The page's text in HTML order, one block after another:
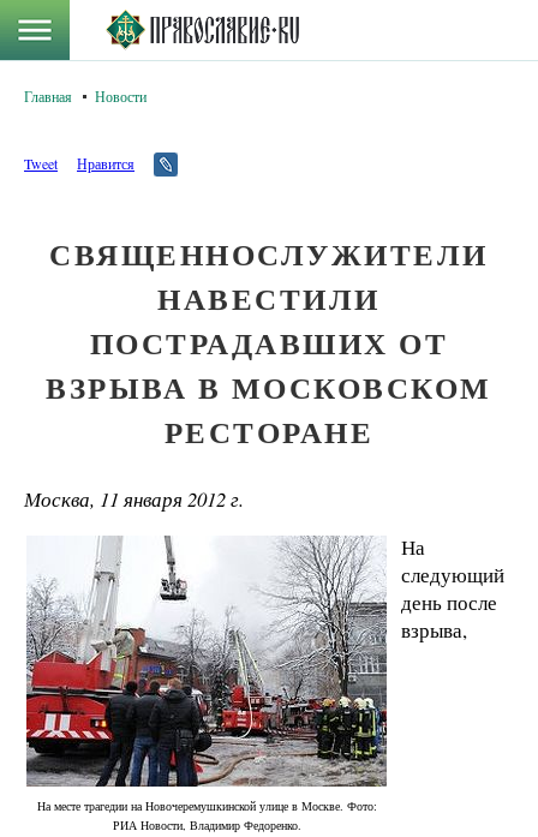
Главная Новости
Tweet Нравится
СВЯЩЕННОСЛУЖИТЕЛИ
НАВЕСТИЛИ
ПОСТРАДАВШИХ ОТ
ВЗРЫВА В МОСКОВСКОМ
РЕСТОРАНЕ
Москва, 11 января 2012 г.
На месте трагедии на Новочеремушкинской улице в Москве. Фото:
РИА Новости, Владимир Федоренко.
На
следующий
день после
взрыва,